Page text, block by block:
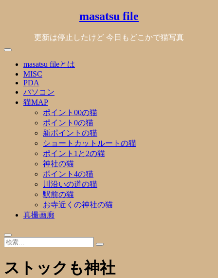
masatsu file
更新は停止したけど 今日もどこかで猫写真
masatsu fileとは
MISC
PDA
パソコン
猫MAP
ポイント00の猫
ポイント0の猫
新ポイントの猫
ショートカットルートの猫
ポイント1と2の猫
神社の猫
ポイント4の猫
川沿いの道の猫
駅前の猫
お寺近くの神社の猫
真撮画廊
ストックも神社